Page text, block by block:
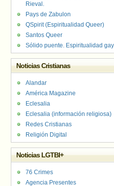
Rieval.
Pays de Zabulon
QSpirit (Espiritualidad Queer)
Santos Queer
Sólido puente. Espiritualidad gay
Noticias Cristianas
Alandar
América Magazine
Eclesalia
Eclesalia (información religiosa)
Redes Cristianas
Religión Digital
Noticias LGTBI+
76 Crimes
Agencia Presentes